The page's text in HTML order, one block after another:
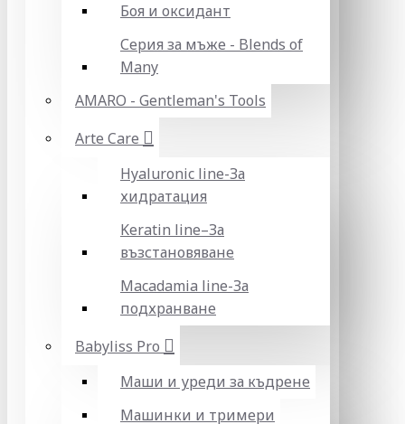
Боя и оксидант
Серия за мъже - Blends of
Many
AMARO - Gentleman's Tools
Arte Care
Hyaluronic line-За
хидратация
Keratin line–За
възстановяване
Macadamia line-За
подхранване
Babyliss Pro
Маши и уреди за къдрене
Машинки и тримери